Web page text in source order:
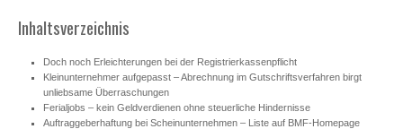
Inhaltsverzeichnis
Doch noch Erleichterungen bei der Registrierkassenpflicht
Kleinunternehmer aufgepasst – Abrechnung im Gutschriftsverfahren birgt
unliebsame Überraschungen
Ferialjobs – kein Geldverdienen ohne steuerliche Hindernisse
Auftraggeberhaftung bei Scheinunternehmen – Liste auf BMF-Homepage